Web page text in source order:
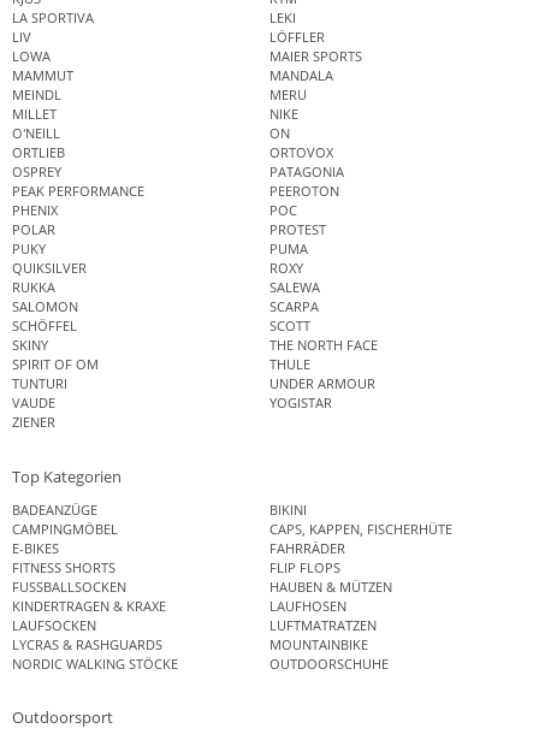
LA SPORTIVA
LEKI
LIV
LÖFFLER
LOWA
MAIER SPORTS
MAMMUT
MANDALA
MEINDL
MERU
MILLET
NIKE
O'NEILL
ON
ORTLIEB
ORTOVOX
OSPREY
PATAGONIA
PEAK PERFORMANCE
PEEROTON
PHENIX
POC
POLAR
PROTEST
PUKY
PUMA
QUIKSILVER
ROXY
RUKKA
SALEWA
SALOMON
SCARPA
SCHÖFFEL
SCOTT
SKINY
THE NORTH FACE
SPIRIT OF OM
THULE
TUNTURI
UNDER ARMOUR
VAUDE
YOGISTAR
ZIENER
Top Kategorien
BADEANZÜGE
BIKINI
CAMPINGMÖBEL
CAPS, KAPPEN, FISCHERHÜTE
E-BIKES
FAHRRÄDER
FITNESS SHORTS
FLIP FLOPS
FUSSBALLSOCKEN
HAUBEN & MÜTZEN
KINDERTRAGEN & KRAXE
LAUFHOSEN
LAUFSOCKEN
LUFTMATRATZEN
LYCRAS & RASHGUARDS
MOUNTAINBIKE
NORDIC WALKING STÖCKE
OUTDOORSCHUHE
Outdoorsport